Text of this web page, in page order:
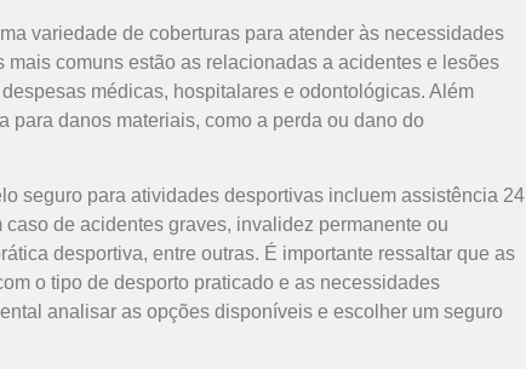
variedade de coberturas para atender às necessidades
comuns estão as relacionadas a acidentes e lesões
médicas, hospitalares e odontológicas. Além
para danos materiais, como a perda ou dano do
seguro para atividades desportivas incluem assistência 24
de acidentes graves, invalidez permanente ou
desportiva, entre outras. É importante ressaltar que as
o tipo de desporto praticado e as necessidades
analisar as opções disponíveis e escolher um seguro